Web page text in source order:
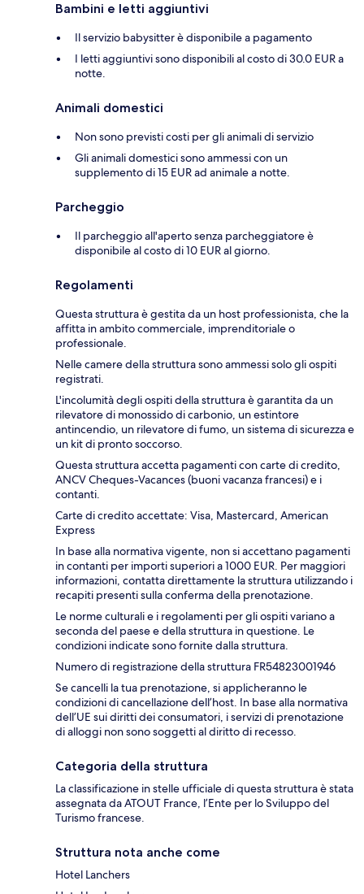
Bambini e letti aggiuntivi
Il servizio babysitter è disponibile a pagamento
I letti aggiuntivi sono disponibili al costo di 30.0 EUR a
notte.
Animali domestici
Non sono previsti costi per gli animali di servizio
Gli animali domestici sono ammessi con un
supplemento di 15 EUR ad animale a notte.
Parcheggio
Il parcheggio all'aperto senza parcheggiatore è
disponibile al costo di 10 EUR al giorno.
Regolamenti
Questa struttura è gestita da un host professionista, che la
affitta in ambito commerciale, imprenditoriale o
professionale.
Nelle camere della struttura sono ammessi solo gli ospiti
registrati.
L'incolumità degli ospiti della struttura è garantita da un
rilevatore di monossido di carbonio, un estintore
antincendio, un rilevatore di fumo, un sistema di sicurezza e
un kit di pronto soccorso.
Questa struttura accetta pagamenti con carte di credito,
ANCV Cheques-Vacances (buoni vacanza francesi) e i
contanti.
Carte di credito accettate: Visa, Mastercard, American
Express
In base alla normativa vigente, non si accettano pagamenti
in contanti per importi superiori a 1000 EUR. Per maggiori
informazioni, contatta direttamente la struttura utilizzando i
recapiti presenti sulla conferma della prenotazione.
Le norme culturali e i regolamenti per gli ospiti variano a
seconda del paese e della struttura in questione. Le
condizioni indicate sono fornite dalla struttura.
Numero di registrazione della struttura FR54823001946
Se cancelli la tua prenotazione, si applicheranno le
condizioni di cancellazione dell’host. In base alla normativa
dell’UE sui diritti dei consumatori, i servizi di prenotazione
di alloggi non sono soggetti al diritto di recesso.
Categoria della struttura
La classificazione in stelle ufficiale di questa struttura è stata
assegnata da ATOUT France, l’Ente per lo Sviluppo del
Turismo francese.
Struttura nota anche come
Hotel Lanchers